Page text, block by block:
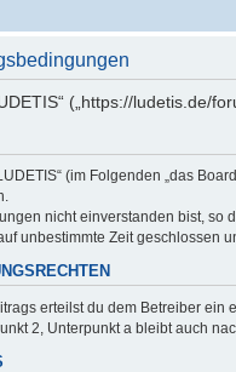
(„https://ludetis.de/
(im Folgenden „das
nicht einverstanden bist, so
unbestimmte Zeit geschlossen
erteilst du dem Betreiber
2, Unterpunkt a bleibt auch